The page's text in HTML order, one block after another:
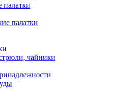
палатки
палатки
чайники